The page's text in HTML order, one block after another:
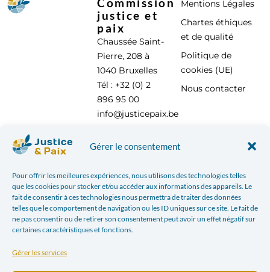
Gérer le consentement
Pour offrir les meilleures expériences, nous utilisons des technologies telles
que les cookies pour stocker et/ou accéder aux informations des appareils. Le
fait de consentir à ces technologies nous permettra de traiter des données
telles que le comportement de navigation ou les ID uniques sur ce site. Le fait de
ne pas consentir ou de retirer son consentement peut avoir un effet négatif sur
certaines caractéristiques et fonctions.
Gérer les services
Commission
justice et
paix
Chaussée Saint-
Pierre, 208 à
1040 Bruxelles
Tél : +32 (0) 2
896 95 00
info@justicepaix.be
Mentions Légales
Chartes éthiques
et de qualité
Politique de
cookies (UE)
Nous contacter